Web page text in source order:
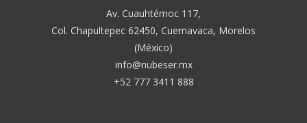
Av. Cuauhtémoc 117,
Col. Chapultepec 62450, Cuernavaca, Morelos
(México)
info@nubeser.mx
+52 777 3411 888